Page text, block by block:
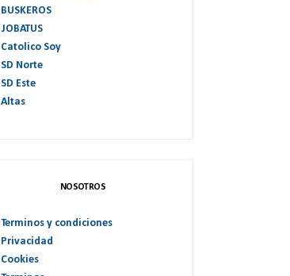
BUSKEROS
JOBATUS
Catolico Soy
SD Norte
SD Este
Altas
NOSOTROS
Terminos y condiciones
Privacidad
Cookies